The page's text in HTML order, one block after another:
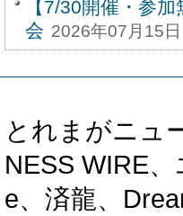
【7/30開催・参
会 2026年07月15
とれまがニュ
NESS WIRE
e、済龍、